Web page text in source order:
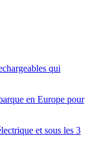
qui
en Europe pour
et sous les 3